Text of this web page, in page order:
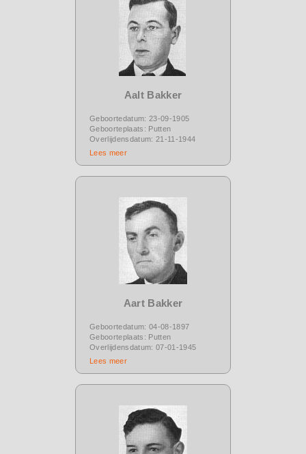
Aalt Bakker
Geboortedatum: 23-09-1905
Geboorteplaats: Putten
Overlijdensdatum: 21-11-1944
Lees meer
Aart Bakker
Geboortedatum: 04-08-1897
Geboorteplaats: Putten
Overlijdensdatum: 07-01-1945
Lees meer